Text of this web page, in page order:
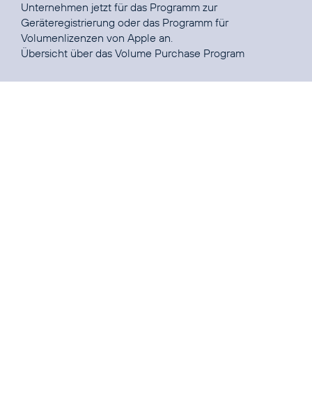
Unternehmen jetzt für das Programm zur
Geräteregistrierung oder das Programm für
Volumenlizenzen von Apple an.
Übersicht über das Volume Purchase Program